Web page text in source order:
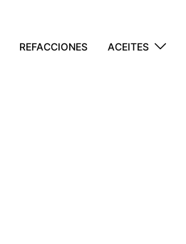
REFACCIONES ACEITES